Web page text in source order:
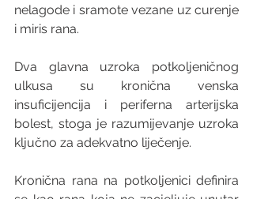
nelagode i sramote vezane uz curenje
i miris rana.
Dva glavna uzroka potkoljeničnog
ulkusa su kronična venska
insuficijencija i periferna arterijska
bolest, stoga je razumijevanje uzroka
ključno za adekvatno liječenje.
Kronična rana na potkoljenici definira